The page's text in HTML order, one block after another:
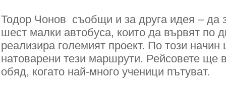
Тодор Чонов съобщи и за друга идея – да
шест малки автобуса, които да вървят по
реализира големият проект. По този
натоварени тези маршрути. Рейсовете ще
обяд, когато най-много ученици пътуват.